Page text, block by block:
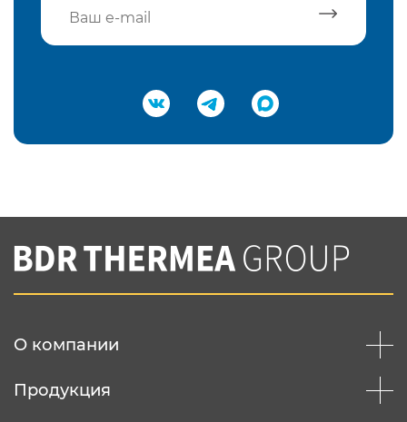
Подтвердить e-mail
Вы соглашаетесь с нашей политикой
конфеденциальности
О компании
Продукция